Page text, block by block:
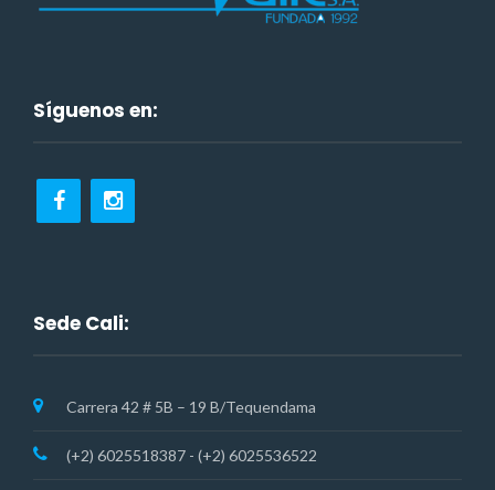
Síguenos en:
Sede Cali:
Carrera 42 # 5B – 19 B/Tequendama
(+2) 6025518387 - (+2) 6025536522